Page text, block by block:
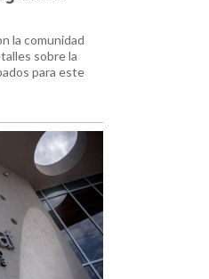
la comunidad
sobre la
para este